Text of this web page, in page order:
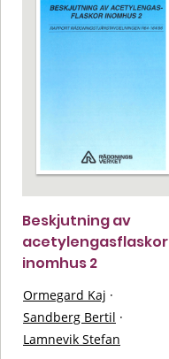
Beskjutning av
acetylengasflaskor
inomhus 2
Ormegard Kaj ·
Sandberg Bertil ·
Lamnevik Stefan